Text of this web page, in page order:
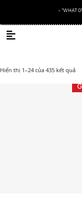
- "WHAT
Hiển thị 1–24 của 435 kết quả